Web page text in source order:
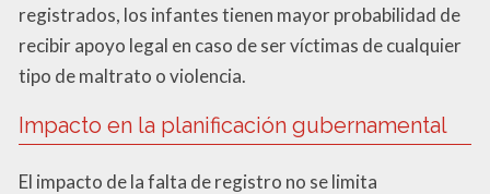
registrados, los infantes tienen mayor probabilidad de
recibir apoyo legal en caso de ser víctimas de cualquier
tipo de maltrato o violencia.
Impacto en la planificación gubernamental
El impacto de la falta de registro no se limita